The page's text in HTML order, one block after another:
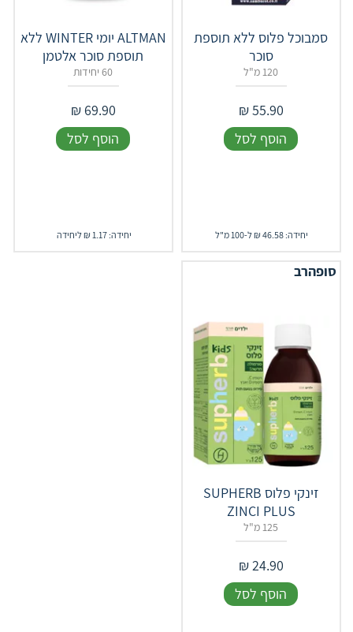
סמבוכל פלוס ללא תוספת
סוכר
120 מ"ל
55.90
₪
הוסף לסל
יחידה: 46.58 ₪ ל-100 מ"ל
‎ ALTMAN‎יומי WINTER ללא
תוספת סוכר אלטמן
60 יחידות
69.90
₪
הוסף לסל
יחידה: 1.17 ₪ ליחידה
סופהרב
זינקי פלוס ‎‎‎SUPHERB‎
‎ZINCI‎ ‎PLUS
125 מ"ל
24.90
₪
הוסף לסל